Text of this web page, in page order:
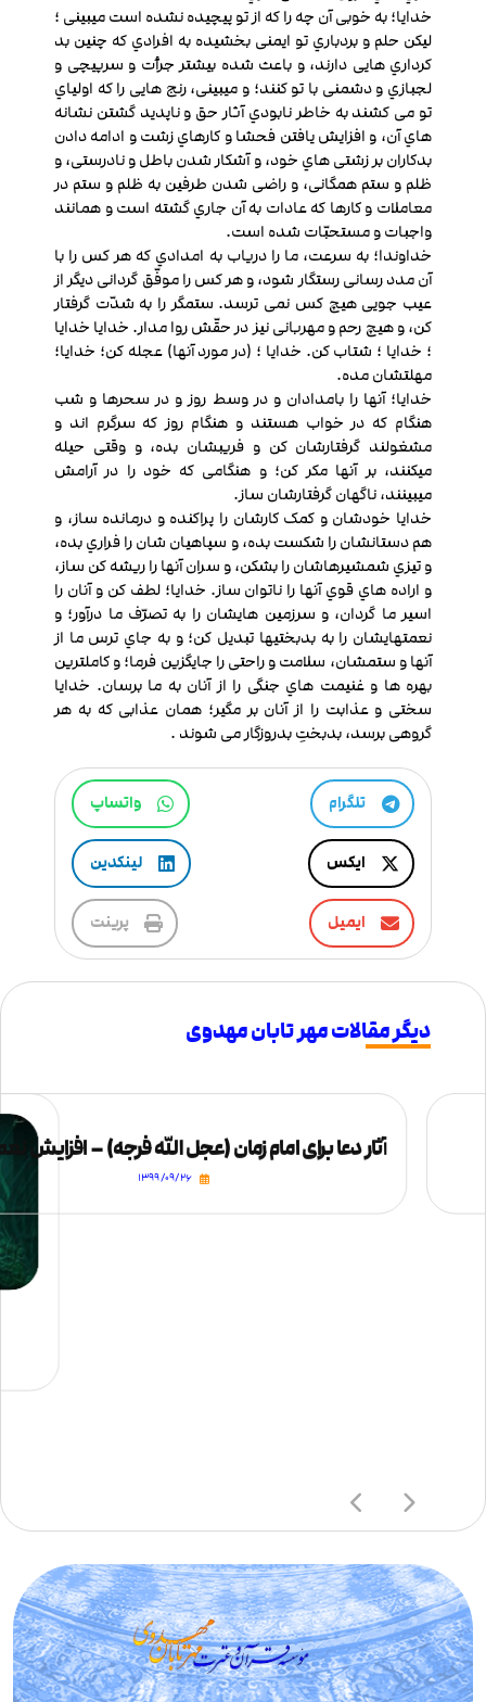
خدایا؛ به خوبی آن چه را که از تو پیچیده نشده ‏است می‏بینی ؛
لیکن حلم و بردباري تو ایمنی بخشیده به افرادي که چنین بد
کرداري ‏هایی دارند، و باعث شده بیشتر جرأت و سرپیچی و
لجبازي و دشمنی با تو کنند؛ و می‏بینی، رنج ‏هایی را که اولیاي
تو می ‏کشند به خاطر نابودي آثار حق و ناپدید گشتن نشانه‏
هاي آن، و افزایش یافتن فحشا و کارهاي زشت و ادامه دادن
بدکاران بر زشتی ‏هاي خود، و آشکار شدن باطل و نادرستی، و
ظلم و ستم همگانی، و راضی شدن طرفین به ظلم و ستم در
معاملات و کارها که عادات به آن جاري گشته است و همانند
واجبات و مستحبّات شده ‏است.
خداوندا؛ به سرعت، ما را دریاب به امدادي که هر کس را با
آن مدد رسانی رستگار شود، و هر کس را موفّق گردانی دیگر از
عیب جویی هیچ کس نمی ‏ترسد. ستمگر را به شدّت گرفتار
کن، و هیچ رحم و مهربانی نیز در حقّش روا مدار. خدایا خدایا
؛ خدایا ؛ شتاب کن. خدایا ؛ (در مورد آن‏ها) عجله کن؛ خدایا؛
مهلت‏شان مده.
خدایا؛ آن‏ها را بامدادان و در وسط روز و در سحرها و شب
هنگام که در خواب هستند و هنگام روز که سرگرم اند و
مشغولند گرفتارشان کن و فریبشان بده، و وقتی حیله
می‏کنند، بر آن‏ها مکر کن؛ و هنگامی که خود را در آرامش
می‎بینند، ناگهان گرفتارشان ساز.
خدایا خودشان و کمک کارشان را پراکنده و درمانده ساز، و
هم دستانشان را شکست بده، و سپاهیان شان را فراري بده،
و تیزي شمشیرهاشان را بشکن، و سران آن‏ها را ریشه‏ کن ساز،
و اراده ‏هاي قوي آن‏ها را ناتوان ساز. خدایا؛ لطف کن و آنان را
اسیر ما گردان، و سرزمین هایشان را به تصرّف ما درآور؛ و
نعمت‏هايشان را به بدبختی‏ها تبدیل کن؛ و به جاي ترس ما از
آن‏ها و ستم‏شان، سلامت و راحتی را جایگزین فرما؛ و کامل‏ترین
بهره ‏ها و غنیمت‏ هاي جنگی را از آنان به ما برسان. خدایا
سختی و عذابت را از آنان بر مگیر؛ همان عذابی که به هر
گروهی برسد، بدبختِ بدروزگار می ‏شوند .
تلگرام واتساپ
ایکس لینکدین
ایمیل پرینت
دیگر مقالات مهر تابان مهدوی
آثار دعا برای امام زمان (عجل الله فرجه) – افزایش
۱۳۹۹/۰۹/۲۶